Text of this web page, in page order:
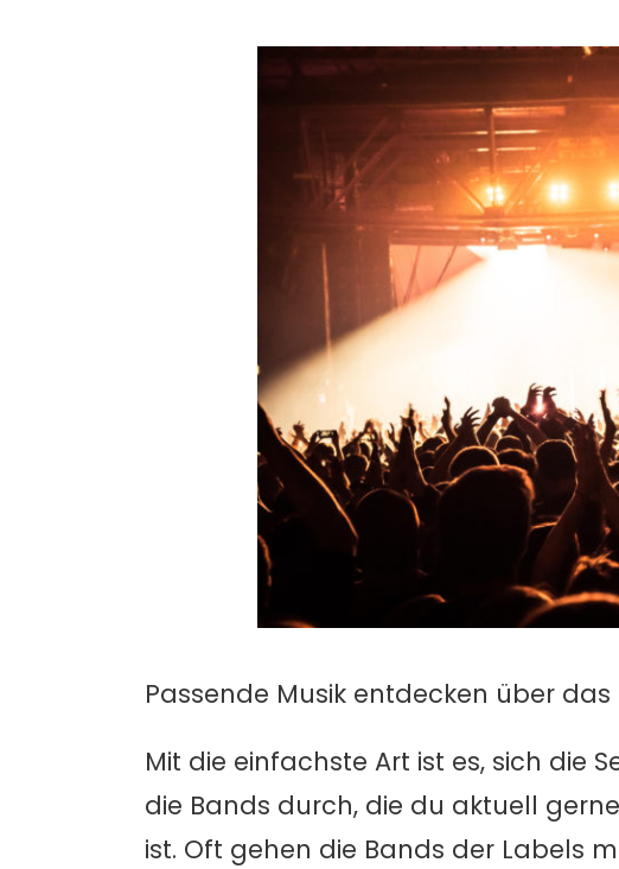
Passende Musik entdecken über das
Mit die einfachste Art ist es, sich die
die Bands durch, die du aktuell
ist. Oft gehen die Bands der Labels